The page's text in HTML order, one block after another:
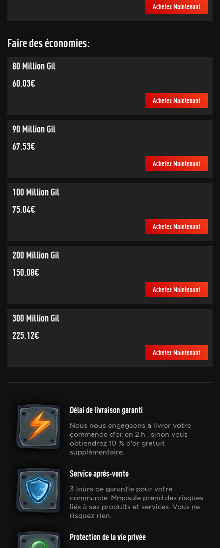
Achetez Maintenant
Faire des économies:
80 Million Gil
60.03€
Achetez Maintenant
90 Million Gil
67.53€
Achetez Maintenant
100 Million Gil
75.04€
Achetez Maintenant
200 Million Gil
150.08€
Achetez Maintenant
300 Million Gil
225.12€
Achetez Maintenant
Délai de livraison garanti
Nous nous engageons à livrer votre
commande d'or en 2 h , sinon vous
obtiendrez 10 % d'or gratuit
supplémentaire.
Service aprés-vente
3 jours de garantie pour votre
commande. Mmosale prend des risques
liés à ses produits et services. Vous ne
risquez rien.
Protection de la vie privée